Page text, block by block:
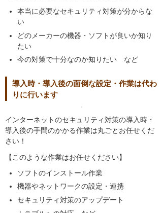
本当に必要なセキュリティ対策が分からな
い
どのメーカーの機器・ソフトが良いか知り
たい
今の対策で十分なのか知りたい など
導入時・導入後の面倒な設定・作業は代わ
りに行います
インターネットのセキュリティ対策の導入時・
導入後の手間のかかる作業は丸ごとお任せくだ
さい！
【このような作業はお任せください】
ソフトのインストール作業
機器やネットワークの設定・連携
セキュリティ対策のアップデート